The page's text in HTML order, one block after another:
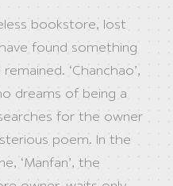
bookstore, lost
found something
‘Chanchao’,
dreams of being a
for the owner
poem. In the
‘Manfan’, the